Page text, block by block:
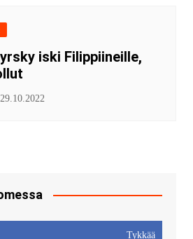
iski Filippiineille,
29.10.2022
Tykkää